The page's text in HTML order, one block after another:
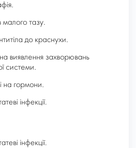
малого тазу.
до краснухи.
виявлення захворювань
системи.
на гормони.
інфекції.
інфекції.